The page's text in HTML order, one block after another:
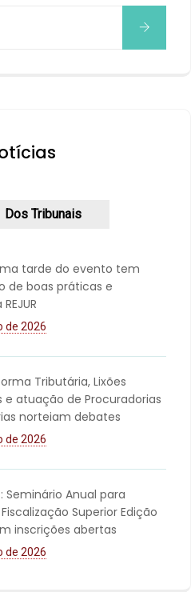
Dos Tribunais
tarde do evento tem
de boas práticas e
de 2026
Tributária, Lixões
e atuação de Procuradorias
norteiam debates
de 2026
Seminário Anual para
Superior Edição
inscrições abertas
de 2026